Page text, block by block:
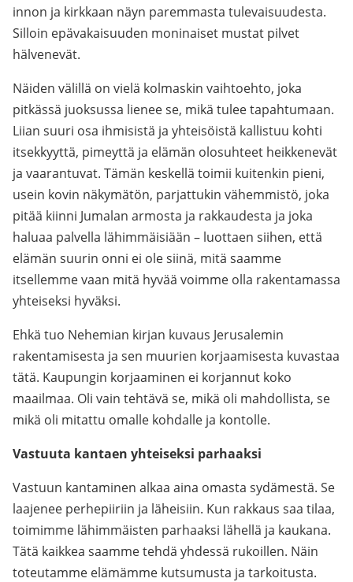
innon ja kirkkaan näyn paremmasta tulevaisuudesta.
Silloin epävakaisuuden moninaiset mustat pilvet
hälvenevät.
Näiden välillä on vielä kolmaskin vaihtoehto, joka
pitkässä juoksussa lienee se, mikä tulee tapahtumaan.
Liian suuri osa ihmisistä ja yhteisöistä kallistuu kohti
itsekkyyttä, pimeyttä ja elämän olosuhteet heikkenevät
ja vaarantuvat. Tämän keskellä toimii kuitenkin pieni,
usein kovin näkymätön, parjattukin vähemmistö, joka
pitää kiinni Jumalan armosta ja rakkaudesta ja joka
haluaa palvella lähimmäisiään – luottaen siihen, että
elämän suurin onni ei ole siinä, mitä saamme
itsellemme vaan mitä hyvää voimme olla rakentamassa
yhteiseksi hyväksi.
Ehkä tuo Nehemian kirjan kuvaus Jerusalemin
rakentamisesta ja sen muurien korjaamisesta kuvastaa
tätä. Kaupungin korjaaminen ei korjannut koko
maailmaa. Oli vain tehtävä se, mikä oli mahdollista, se
mikä oli mitattu omalle kohdalle ja kontolle.
Vastuuta kantaen yhteiseksi parhaaksi
Vastuun kantaminen alkaa aina omasta sydämestä. Se
laajenee perhepiiriin ja läheisiin. Kun rakkaus saa tilaa,
toimimme lähimmäisten parhaaksi lähellä ja kaukana.
Tätä kaikkea saamme tehdä yhdessä rukoillen. Näin
toteutamme elämämme kutsumusta ja tarkoitusta.